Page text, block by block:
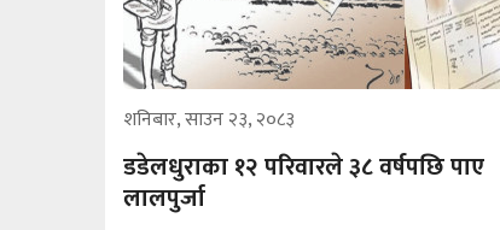
शनिबार, साउन २३, २०८३
डडेलधुराका १२ परिवारले ३८ वर्षपछि पाए
लालपुर्जा